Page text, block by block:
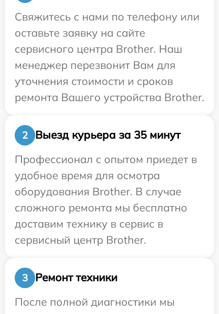
Свяжитесь с нами по телефону или
оставьте заявку на сайте
сервисного центра Brother. Наш
менеджер перезвонит Вам для
уточнения стоимости и сроков
ремонта Вашего устройства Brother.
2
Выезд курьера за 35 минут
Профессионал с опытом приедет в
удобное время для осмотра
оборудования Brother. В случае
сложного ремонта мы бесплатно
доставим технику в сервис в
сервисный центр Brother.
3
Ремонт техники
После полной диагностики мы